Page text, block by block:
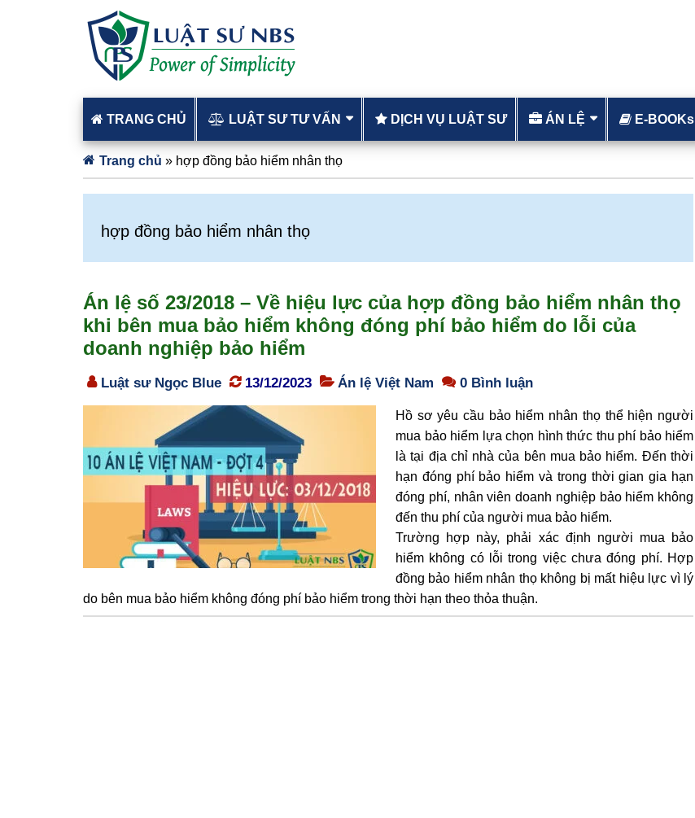
TRANG CHỦ LUẬT SƯ TƯ VẤN DỊCH VỤ LUẬT SƯ ÁN LỆ E-BOOKs
Trang chủ » hợp đồng bảo hiểm nhân thọ
hợp đồng bảo hiểm nhân thọ
Án lệ số 23/2018 – Về hiệu lực của hợp đồng bảo hiểm nhân thọ
khi bên mua bảo hiểm không đóng phí bảo hiểm do lỗi của
doanh nghiệp bảo hiểm
Luật sư Ngọc Blue 13/12/2023 Án lệ Việt Nam 0 Bình luận
Hồ sơ yêu cầu bảo hiểm nhân thọ thể hiện người
mua bảo hiểm lựa chọn hình thức thu phí bảo hiểm
là tại địa chỉ nhà của bên mua bảo hiểm. Đến thời
hạn đóng phí bảo hiểm và trong thời gian gia hạn
đóng phí, nhân viên doanh nghiệp bảo hiểm không
đến thu phí của người mua bảo hiểm.
Trường hợp này, phải xác định người mua bảo
hiểm không có lỗi trong việc chưa đóng phí. Hợp
đồng bảo hiểm nhân thọ không bị mất hiệu lực vì lý
do bên mua bảo hiểm không đóng phí bảo hiểm trong thời hạn theo thỏa thuận.